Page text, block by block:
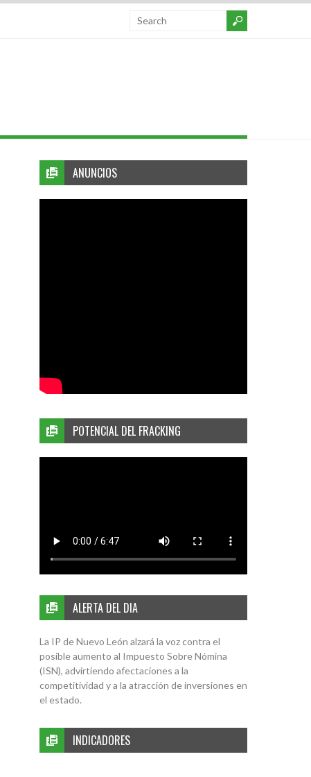
ANUNCIOS
POTENCIAL DEL FRACKING
ALERTA DEL DIA
La IP de Nuevo León alzará la voz contra el
posible aumento al Impuesto Sobre Nómina
(ISN), advirtiendo afectaciones a la
competitividad y a la atracción de inversiones en
el estado.
INDICADORES